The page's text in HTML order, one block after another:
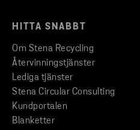
HITTA SNABBT
Om Stena Recycling
Återvinningstjänster
Lediga tjänster
Stena Circular Consulting
Kundportalen
Blanketter